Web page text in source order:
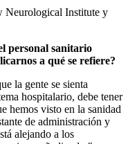
Neurological Institute y
personal sanitario
a qué se refiere?
la gente se sienta
hospitalario, debe tener
hemos visto en la sanidad
de administración y
alejando a los